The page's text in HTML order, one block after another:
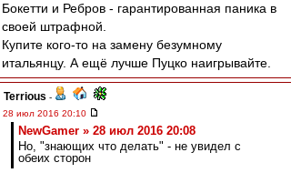
Бокетти и Ребров - гарантированная паника в
своей штрафной.
Купите кого-то на замену безумному
итальянцу. А ещё лучше Пуцко наигрывайте.
Terrious -
28 июл 2016 20:10
NewGamer » 28 июл 2016 20:08
Но, "знающих что делать" - не увидел с
обеих сторон